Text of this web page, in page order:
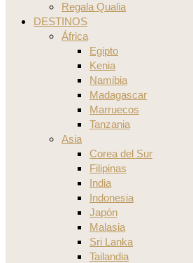
Regala Qualia
DESTINOS
África
Egipto
Kenia
Namibia
Madagascar
Marruecos
Tanzania
Asia
Corea del Sur
Filipinas
India
Indonesia
Japón
Malasia
Sri Lanka
Tailandia